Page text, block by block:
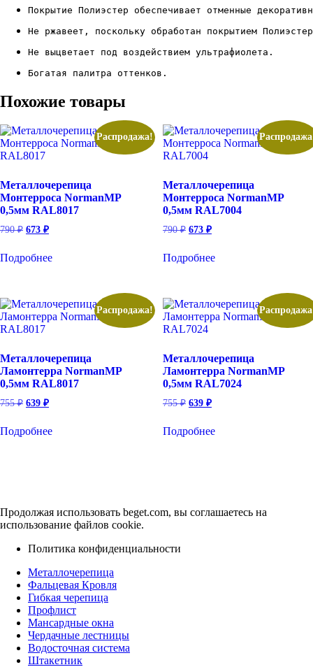
Покрытие Полиэстер обеспечивает отменные
Не ржавеет, поскольку обработан покрытием
Не выцветает под воздействием ультрафиолета.
Богатая палитра оттенков.
Похожие товары
Распродажа!
Металлочерепица
Монтерроса NormanMP
0,5мм RAL8017
790₽ Первоначальная
790 ₽.
673 ₽Текущая
Подробнее
Металлочерепица
Монтерроса NormanMP
0,5мм RAL7004
790₽ Первоначальная
790 ₽.
673 ₽Текущая
Подробнее
Распродажа!
Металлочерепица
Ламонтерра NormanMP
0,5мм RAL8017
755₽ Первоначальная
755 ₽.
639 ₽Текущая
Подробнее
Металлочерепица
Ламонтерра NormanMP
0,5мм RAL7024
755₽ Первоначальная
755 ₽.
639 ₽Текущая
Подробнее
Продолжая использовать beget.com, вы соглашаетесь на
использование файлов cookie.
Политика конфиденциальности
Металлочерепица
Фальцевая Кровля
Гибкая черепица
Профлист
Мансардные окна
Чердачные лестницы
Водосточная система
Штакетник